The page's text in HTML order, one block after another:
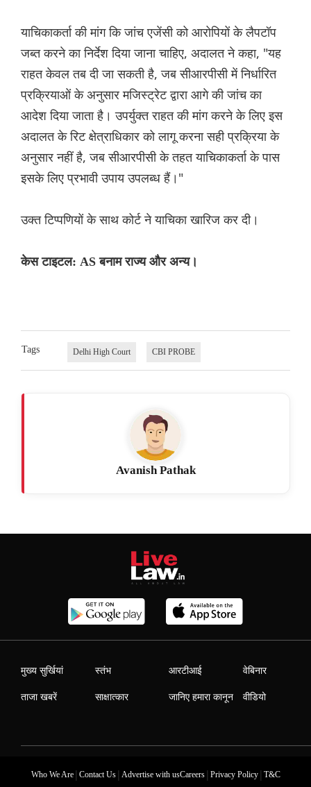
याचिकाकर्ता की मांग कि जांच एजेंसी को आरोपियों के लैपटॉप
जब्त करने का निर्देश दिया जाना चाहिए, अदालत ने कहा, "यह
राहत केवल तब दी जा सकती है, जब सीआरपीसी में निर्धारित
प्रक्रियाओं के अनुसार मजिस्ट्रेट द्वारा आगे की जांच का
आदेश दिया जाता है। उपर्युक्त राहत की मांग करने के लिए इस
अदालत के रिट क्षेत्राधिकार को लागू करना सही प्रक्रिया के
अनुसार नहीं है, जब सीआरपीसी के तहत याचिकाकर्ता के पास
इसके लिए प्रभावी उपाय उपलब्ध हैं।"
उक्त टिप्प‌णियों के साथ कोर्ट ने याचिका खारिज कर दी।
केस टाइटल: AS बनाम राज्य और अन्य।
Tags Delhi High Court CBI PROBE
Avanish Pathak
मुख्य सुर्खियां
ताजा खबरें
स्तंभ
साक्षात्कार
आरटीआई
जानिए हमारा कानून
वेबिनार
वीडियो
Who We Are| Contact Us| Advertise with usCareers| Privacy Policy| T&C